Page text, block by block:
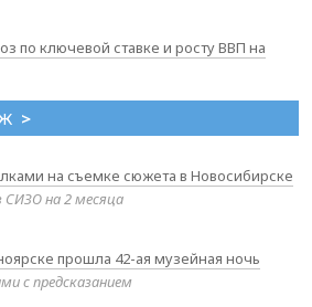
по ключевой ставке и росту ВВП на
>
на съемке сюжета в Новосибирске
на 2 месяца
прошла 42-ая музейная ночь
с предсказанием